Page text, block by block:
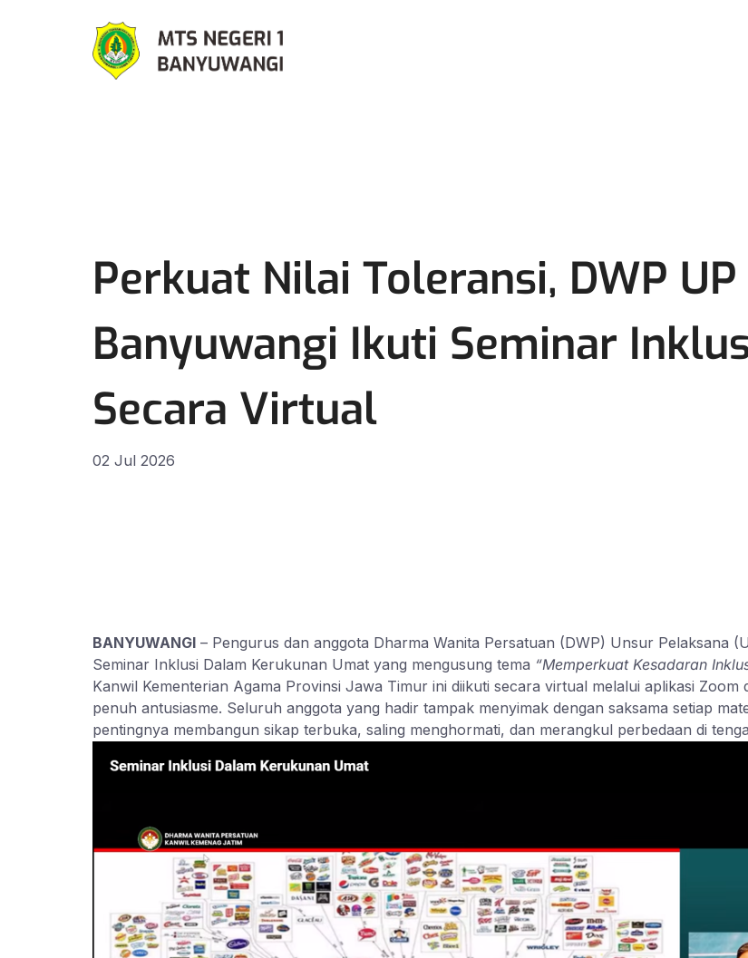
Perkuat Nilai Toleransi, DWP UP
Banyuwangi Ikuti Seminar
Secara Virtual
02 Jul 2026
BANYUWANGI – Pengurus dan anggota Dharma Wanita Persatuan (DWP) Unsur Pelaksana
Seminar Inklusi Dalam Kerukunan Umat yang mengusung tema “Memperkuat Kesadaran
Kanwil Kementerian Agama Provinsi Jawa Timur ini diikuti secara virtual melalui aplikasi
penuh antusiasme. Seluruh anggota yang hadir tampak menyimak dengan saksama setiap
pentingnya membangun sikap terbuka, saling menghormati, dan merangkul perbedaan di